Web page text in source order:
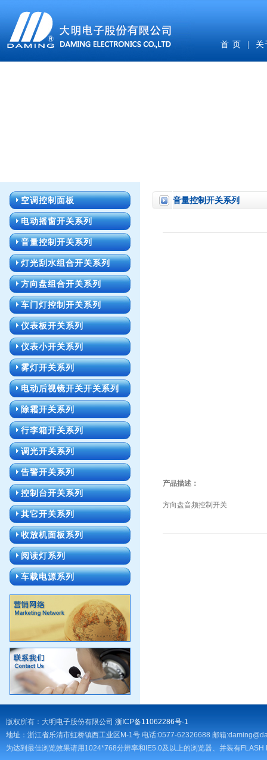
首 页 关
空调控制面板
电动摇窗开关系列
音量控制开关系列
灯光刮水组合开关系列
方向盘组合开关系列
车门灯控制开关系列
仪表板开关系列
仪表小开关系列
雾灯开关系列
电动后视镜开关开关系列
除霜开关系列
行李箱开关系列
调光开关系列
告警开关系列
控制台开关系列
其它开关系列
收放机面板系列
阅读灯系列
车载电源系列
音量控制开关系列
产品描述：
方向盘音频控制开关
版权所有：大明电子股份有限公司 浙ICP备11062286号-1
地址：浙江省乐清市虹桥镇西工业区M-1号 电话:0577-62326688 邮箱:
为达到最佳浏览效果请用1024*768分辨率和IE5.0及以上的浏览器、并装有